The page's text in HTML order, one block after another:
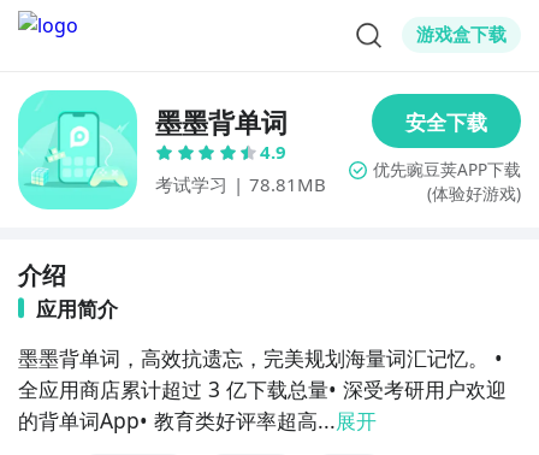
游戏盒下载
墨墨背单词
4.9
考试学习 | 78.81MB (体验好游戏)
介绍
应用简介
墨墨背单词，高效抗遗忘，完美规划海量词汇记忆。 •
全应用商店累计超过 3 亿下载总量• 深受考研用户欢迎
的背单词App• 教育类好评率超高...展开